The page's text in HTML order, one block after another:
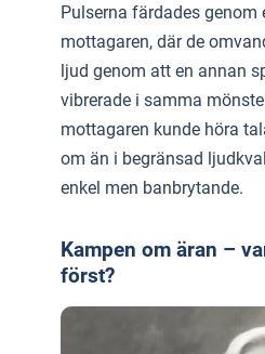
Pulserna färdades genom
mottagaren, där de
ljud genom att en annan
vibrerade i samma
mottagaren kunde höra
om än i begränsad
enkel men banbrytande.
Kampen om äran –
först?